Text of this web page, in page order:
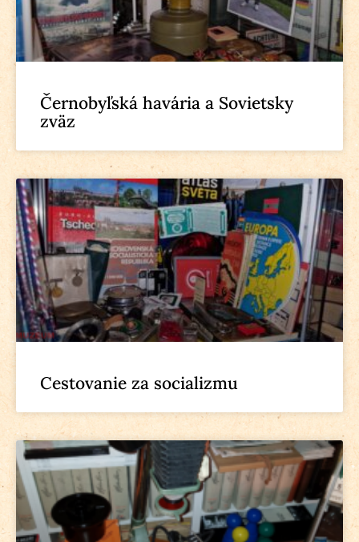
Černobyľská havária a Sovietsky
zväz
Cestovanie za socializmu